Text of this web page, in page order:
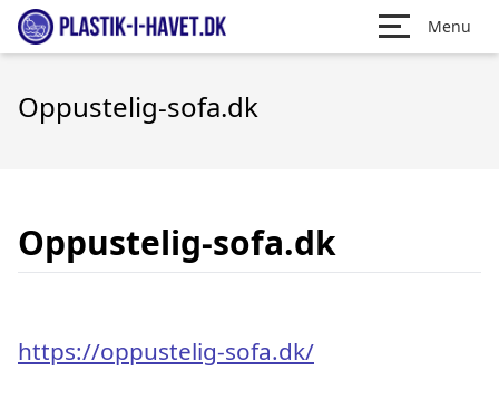
Menu
Oppustelig-sofa.dk
Oppustelig-sofa.dk
https://oppustelig-sofa.dk/